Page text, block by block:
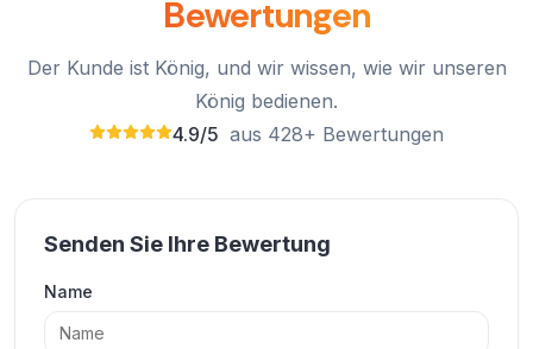
Bewertungen
Der Kunde ist König, und wir wissen, wie wir unseren
König bedienen.
4.9/5 aus 428+ Bewertungen
Senden Sie Ihre Bewertung
Name
Fantastischer Service! Der Kauf von YouTube-
Aufrufen bei ExpressFollowers hat meinen Videos
geholfen, schnell Aufmerksamkeit zu erregen.
James Wilson
Ich bin sehr zufrieden mit meinem Kauf! Die Bilder
kamen schnell an und die Qualität ist erstklassig.
Ich werde wieder hier kaufen.